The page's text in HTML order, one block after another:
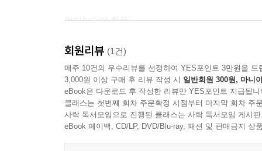
멀티미디어 활용
11 모바일과 멀티미디어
12 4차산업혁명과 ICT 환경의 발전
디지털 콘텐츠의 이해
13 디지털 콘텐츠와 플랫폼
회원리뷰 (1건)
매주 10건의 우수리뷰를 선정하여 YES포인트 3만원을 드
3,000원 이상 구매 후 리뷰 작성 시 일반회원 300원, 마니
eBook은 다운로드 후 작성한 리뷰만 YES포인트 지급됩니
클래스는 첫번째 회차 주문확정 시점부터 마지막 회차 주
사락 독서모임으로 진행된 클래스는 사락 독서모임 게시
eBook 페이백, CD/LP, DVD/Blu-ray, 패션 및 판매금지 상